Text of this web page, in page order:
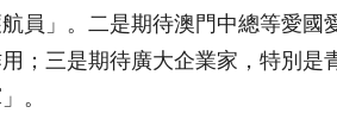
航員」。二是期待澳門中總等愛
；三是期待廣大企業家，特別是
。